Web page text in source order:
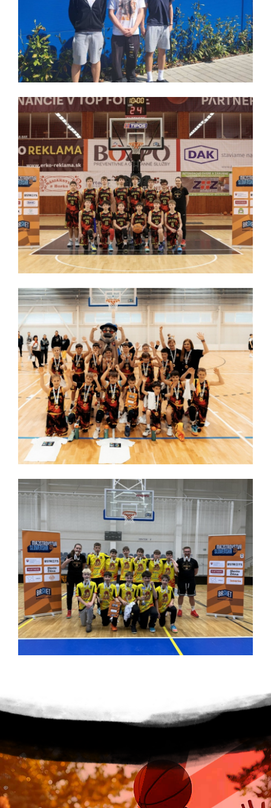
Turnaj prípravky U10
Dňa 30.05.2026 sa v Žiari nad Hronom konal turnaj
kategórie U10.
Reprezentačný zraz kategórii U15 a U16
Dňa 21.05.2026 sa v Spišskej Novej Vsi konal
výberový kemp hráčov do 15 a 16 rokov (roč. 2010 a
2011) pre východné Slovensko.
Majstrovstvá Slovenska U14
Počas uplynulého víkendu sa v Prievidzi konali
Majstrovstvá Slovenska kategórie U14.
Finálový festival U12
V dňoch 15.-17.05.2026 sa v komplexe X-bionic
spehre uskutočnil Mládežnícky festival hráčov do 12
rokov.
Majstrovstvá Slovenska U13
V dňoch 08.-10.05.2026 sa v Žiline konali